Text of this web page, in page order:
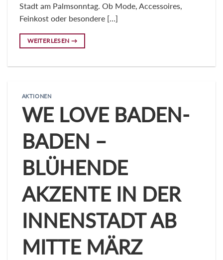
Stadt am Palmsonntag. Ob Mode, Accessoires,
Feinkost oder besondere […]
WEITERLESEN →
AKTIONEN
WE LOVE BADEN-
BADEN –
BLÜHENDE
AKZENTE IN DER
INNENSTADT AB
MITTE MÄRZ